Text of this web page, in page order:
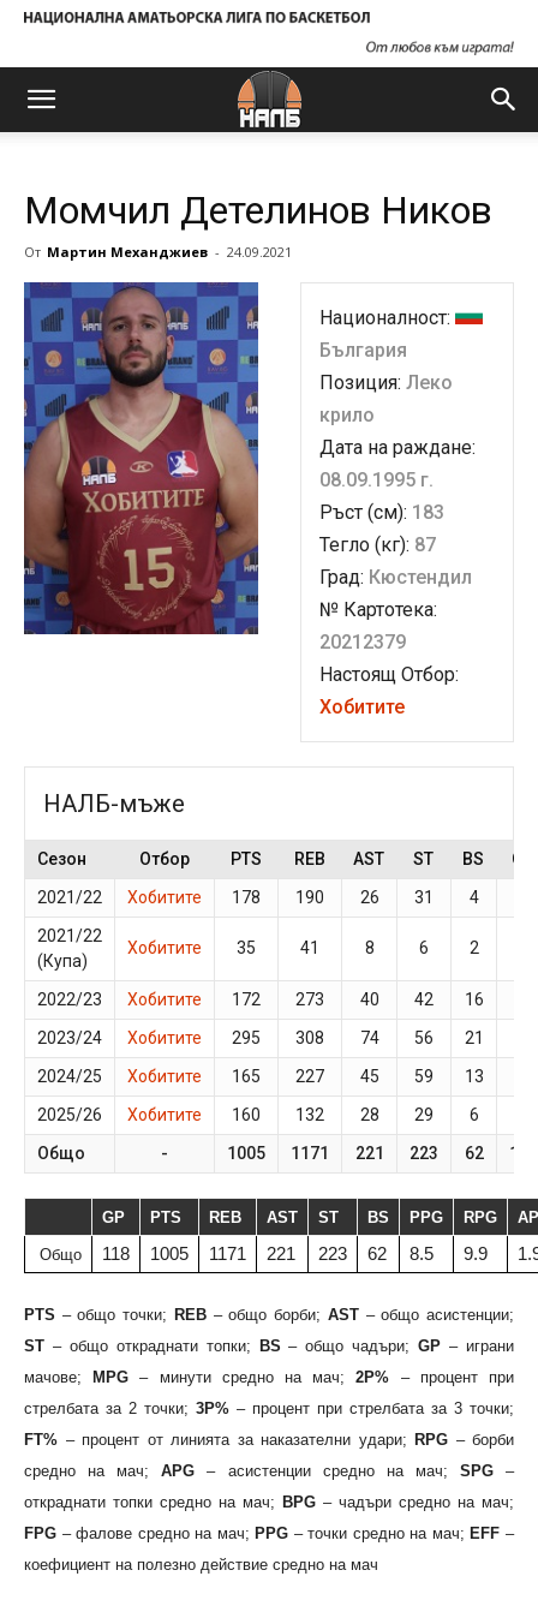
Момчил Детелинов Ников
От Мартин Механджиев - 24.09.2021
Националност:
България
Позиция: Леко
крило
Дата на раждане:
08.09.1995 г.
Ръст (см): 183
Тегло (кг): 87
Град: Кюстендил
№ Картотека:
20212379
Настоящ Отбор:
Хобитите
НАЛБ-мъже
Сезон Отбор PTS REB AST ST BS
GP
2021/22
Хобитите 178 190 26 31 4
2021/22
(Купа)
Хобитите 35 41 8 6 2
2022/23 Хобитите 172 273 40 42 16
2023/24
Хобитите 295 308 74 56 21
2024/25
Хобитите 165 227 45 59 13
2025/26
Хобитите 160 132 28 29 6
Общо
- 1005 1171 221 223 62 118
GP PTS REB AST ST BS PPG RPG
Общо 118 1005 1171 221 223 62 8.5 9.9
PTS – общо точки; REB– общо борби; AST– общо асистенции;
ST – общо откраднати топки; BS – общо чадъри;GP – играни
мачове;
MPG – минути средно на мач;2P% – процент при
стрелбата за 2 точки; 3P% – процент при стрелбата за 3 точки;
FT% – процент от линията за наказателни удари; RPG – борби
средно на мач;APG – асистенции средно на мач; SPG–
откраднати топки средно на мач; BPG – чадъри средно на мач;
FPG – фалове средно на мач; PPG – точки средно на мач; EFF –
коефициент на полезно действие средно на мач